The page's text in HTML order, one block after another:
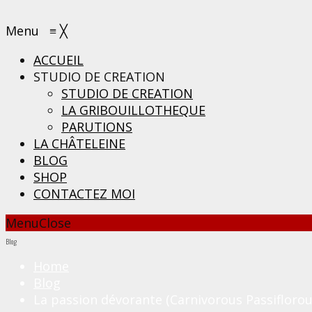
Menu ≡ ╳
ACCUEIL
STUDIO DE CREATION
STUDIO DE CREATION
LA GRIBOUILLOTHEQUE
PARUTIONS
LA CHÂTELEINE
BLOG
SHOP
CONTACTEZ MOI
MenuClose
Blog